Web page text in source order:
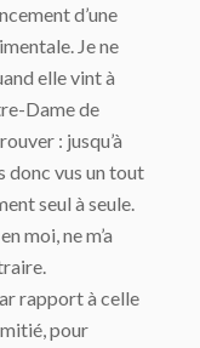
d’une
Je ne
elle vint à
Dame de
: jusqu’à
donc vus un tout
seul à seule.
moi, ne m’a
rapport à celle
pour